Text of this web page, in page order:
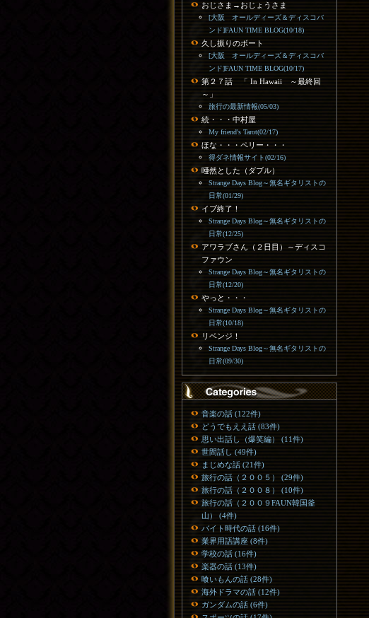
おじさま→おじょうさま
[大阪 オールディーズ＆ディスコバ
ンド]FAUN TIME BLOG(10/18)
久し振りのボート
[大阪 オールディーズ＆ディスコバ
ンド]FAUN TIME BLOG(10/17)
第２７話 「 In Hawaii ～最終回
～」
旅行の最新情報(05/03)
続・・・中村屋
My friend's Tarot(02/17)
ほな・・・ペリー・・・
得ダネ情報サイト(02/16)
唖然とした（ダブル）
Strange Days Blog～無名ギタリストの
日常(01/29)
イブ終了！
Strange Days Blog～無名ギタリストの
日常(12/25)
アワラブさん（２日目）～ディスコ
ファウン
Strange Days Blog～無名ギタリストの
日常(12/20)
やっと・・・
Strange Days Blog～無名ギタリストの
日常(10/18)
リベンジ！
Strange Days Blog～無名ギタリストの
日常(09/30)
音楽の話 (122件)
どうでもええ話 (83件)
思い出話し（爆笑編） (11件)
世間話し (49件)
まじめな話 (21件)
旅行の話（２００５） (29件)
旅行の話（２００８） (10件)
旅行の話（２００９FAUN韓国釜
山） (4件)
バイト時代の話 (16件)
業界用語講座 (8件)
学校の話 (16件)
楽器の話 (13件)
喰いもんの話 (28件)
海外ドラマの話 (12件)
ガンダムの話 (6件)